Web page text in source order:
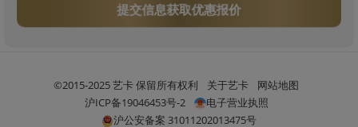
提交信息获取优惠报价
©2015-2025 艺卡 保留所有权利 关于艺卡
网站地图
沪ICP备19046453号-2
电子营业执照
沪公安备案 31011202013475号